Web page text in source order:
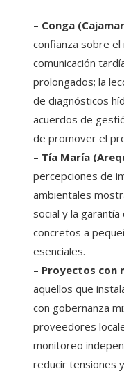
– Conga
confianza sobre el
comunicación
prolongados; la
de diagnósticos
acuerdos de
de promover el
– Tía María
percepciones de
ambientales
social y la
concretos a
esenciales.
– Proyectos con
aquellos que
con gobernanza
proveedores
monitoreo
reducir tensiones